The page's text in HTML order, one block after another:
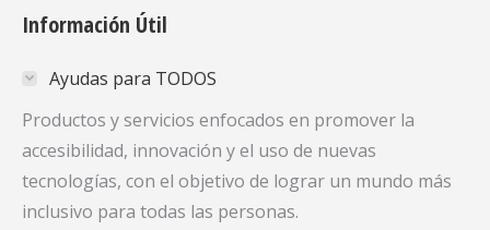
opens
new
window
opens
new
window
opens
new
window
Información Útil
Ayudas para TODOS
Productos y servicios enfocados en promover la
accesibilidad, innovación y el uso de nuevas
tecnologías, con el objetivo de lograr un mundo más
inclusivo para todas las personas.